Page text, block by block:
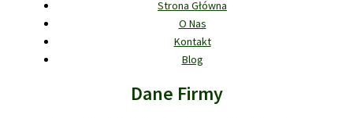
Strona Główna
O Nas
Kontakt
Blog
Dane Firmy